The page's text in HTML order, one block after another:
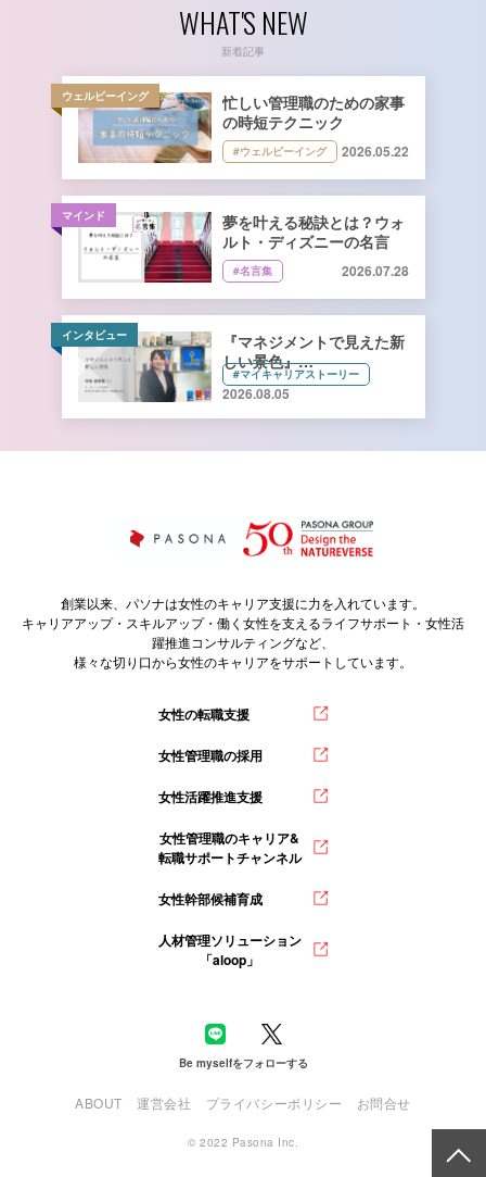
WHAT'S NEW
新着記事
ウェルビーイング
忙しい管理職のための家事
の時短テクニック
#ウェルビーイング 2026.05.22
マインド
夢を叶える秘訣とは？ウォ
ルト・ディズニーの名言
#名言集 2026.07.28
インタビュー
『マネジメントで見えた新
しい景色』
キーコーヒー株式会社 管理
本部 総務人事部 人財開発
課長 寺﨑由香里さん【前
#マイキャリアストーリー
2026.08.05
創業以来、パソナは女性のキャリア支援に力を入れています。
キャリアアップ・スキルアップ・働く女性を支えるライフサポート・女性活
躍推進コンサルティングなど、
様々な切り口から女性のキャリアをサポートしています。
女性の転職支援
女性管理職の採用
女性活躍推進支援
女性管理職のキャリア&
転職サポートチャンネル
女性幹部候補育成
人材管理ソリューション
「aloop」
Be myselfをフォローする
ABOUT 運営会社 プライバシーポリシー お問合せ
© 2022 Pasona Inc.